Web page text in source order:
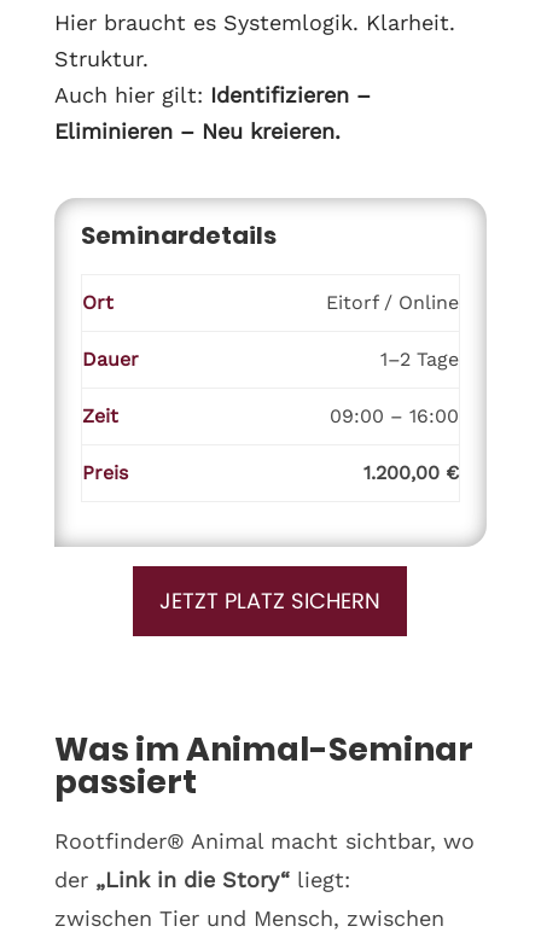
Hier braucht es Systemlogik. Klarheit.
Struktur.
Auch hier gilt: Identifizieren –
Eliminieren – Neu kreieren.
Seminardetails
Ort Eitorf / Online
Dauer 1–2 Tage
Zeit 09:00 – 16:00
Preis 1.200,00 €
JETZT PLATZ SICHERN
Was im Animal-Seminar
passiert
Rootfinder® Animal macht sichtbar, wo
der „Link in die Story“liegt:
zwischen Tier und Mensch, zwischen